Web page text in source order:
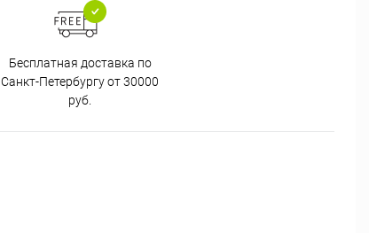
Бесплатная доставка по
Санкт-Петербургу от 30000
руб.